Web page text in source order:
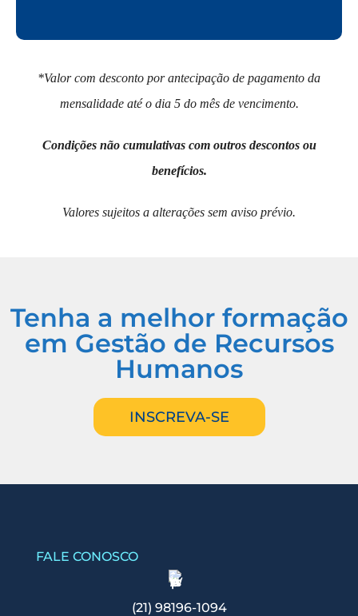
*Valor com desconto por antecipação de pagamento da
mensalidade até o dia 5 do mês de vencimento.
Condições não cumulativas com outros descontos ou
benefícios.
Valores sujeitos a alterações sem aviso prévio.
Tenha a melhor formação
em Gestão de Recursos
Humanos
INSCREVA-SE
FALE CONOSCO
(21) 98196-1094